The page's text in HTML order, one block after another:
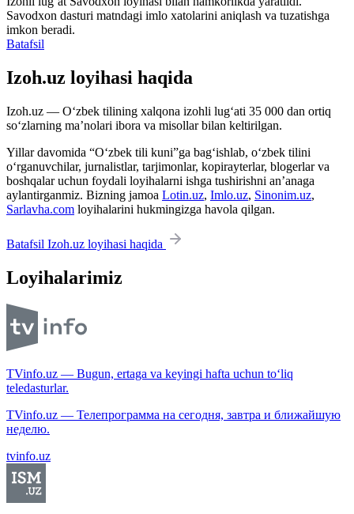
Savodxon dasturi matndagi imlo xatolarini aniqlash va tuzatishga
imkon beradi.
Batafsil
Izoh.uz loyihasi haqida
Izoh.uz — O‘zbek tilining xalqona izohli lug‘ati 35 000 dan ortiq
so‘zlarning ma’nolari ibora va misollar bilan keltirilgan.
Yillar davomida “O‘zbek tili kuni”ga bag‘ishlab, o‘zbek tilini
o‘rganuvchilar, jurnalistlar, tarjimonlar, kopirayterlar, blogerlar va
boshqalar uchun foydali loyihalarni ishga tushirishni an’anaga
aylantirganmiz. Bizning jamoa Lotin.uz, Imlo.uz, Sinonim.uz,
Sarlavha.com loyihalarini hukmingizga havola qilgan.
Batafsil Izoh.uz loyihasi haqida
Loyihalarimiz
TVinfo.uz — Bugun, ertaga va keyingi hafta uchun to‘liq
teledasturlar.
TVinfo.uz — Телепрограмма на сегодня, завтра и ближайшую
неделю.
tvinfo.uz